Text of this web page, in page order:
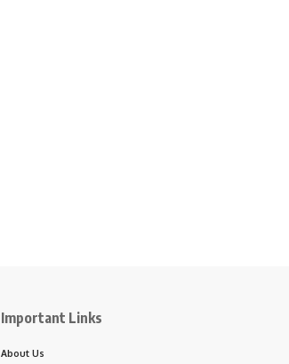
Important Links
About Us